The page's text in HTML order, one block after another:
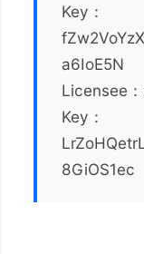
Key：
a6IoE5N
Licensee
Key：
8GiOS1ec